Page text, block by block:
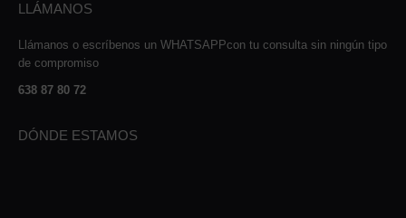
LLÁMANOS
Llámanos o escríbenos un WHATSAPPcon tu consulta sin ningún tipo
de compromiso
638 87 80 72
DÓNDE ESTAMOS